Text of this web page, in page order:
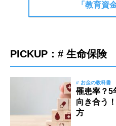
「教育資
PICKUP：# 生命保険
# お金の教科書
罹患率？5
向き合う
方